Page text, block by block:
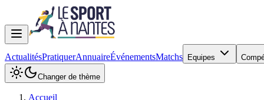
ActualitésPratiquerAnnuaireÉvénementsMatchs Equipes
Changer de thème
Accueil